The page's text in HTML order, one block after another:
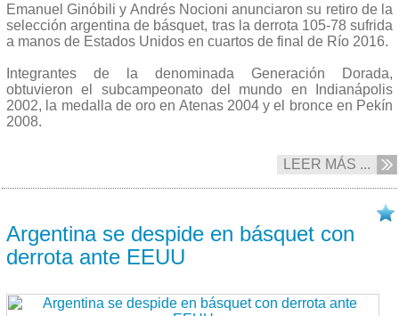
Emanuel Ginóbili y Andrés Nocioni anunciaron su retiro de la
selección argentina de básquet, tras la derrota 105-78 sufrida
a manos de Estados Unidos en cuartos de final de Río 2016.
Integrantes de la denominada Generación Dorada,
obtuvieron el subcampeonato del mundo en Indianápolis
2002, la medalla de oro en Atenas 2004 y el bronce en Pekín
2008.
LEER MÁS ...
Argentina se despide en básquet con
derrota ante EEUU